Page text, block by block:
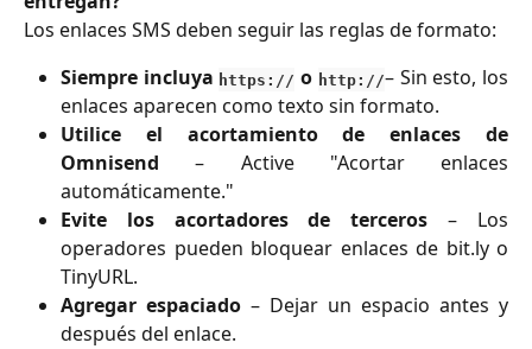
Los enlaces SMS deben seguir las reglas de formato:
Siempre incluya https:// o http://– Sin esto, los
enlaces aparecen como texto sin formato.
Utilice el acortamiento de enlaces de
Omnisend – Active "Acortar enlaces
automáticamente."
Evite los acortadores de terceros – Los
operadores pueden bloquear enlaces de bit.ly o
TinyURL.
Agregar espaciado – Dejar un espacio antes y
después del enlace.